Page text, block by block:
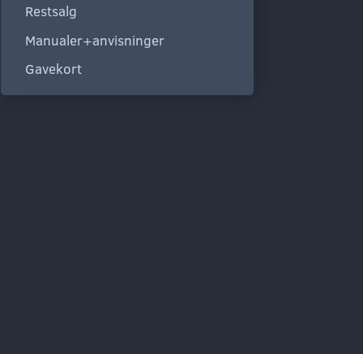
Restsalg
Manualer+anvisninger
Gavekort